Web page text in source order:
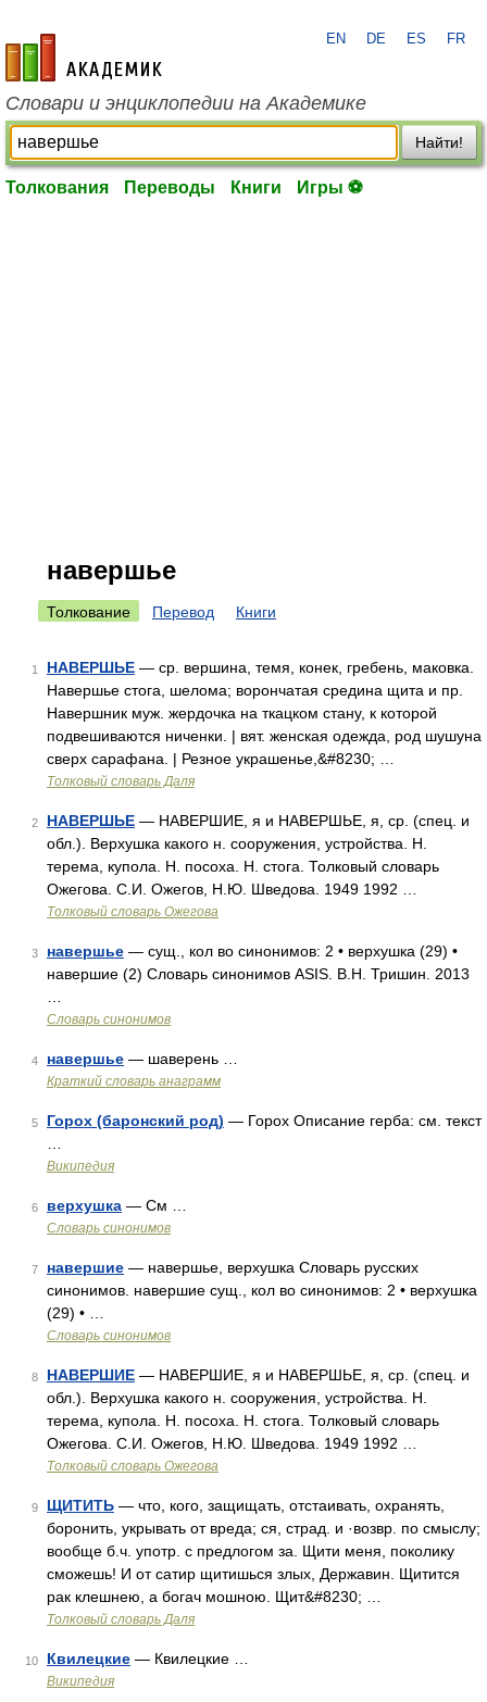
academic.ru
EN DE ES FR
Словари и энциклопедии на Академике
Найти!
Толкования Переводы Книги Игры ⚽
навершье
Толкование Перевод Книги
1 НАВЕРШЬЕ — ср. вершина, темя, конек, гребень, маковка.
Навершье стога, шелома; ворончатая средина щита и пр.
Навершник муж. жердочка на ткацком стану, к которой
подвешиваются ниченки. | вят. женская одежда, род шушуна
сверх сарафана. | Резное украшенье,&#8230; …
Толковый словарь Даля
2 НАВЕРШЬЕ — НАВЕРШИЕ, я и НАВЕРШЬЕ, я, ср. (спец. и
обл.). Верхушка какого н. сооружения, устройства. Н.
терема, купола. Н. посоха. Н. стога. Толковый словарь
Ожегова. С.И. Ожегов, Н.Ю. Шведова. 1949 1992 …
Толковый словарь Ожегова
3 навершье — сущ., кол во синонимов: 2 • верхушка (29) •
навершие (2) Словарь синонимов ASIS. В.Н. Тришин. 2013
Словарь синонимов
4 навершье — шаверень …
Краткий словарь анаграмм
5 Горох (баронский род) — Горох Описание герба: см. текст
Википедия
6 верхушка — См …
Словарь синонимов
7 навершие — навершье, верхушка Словарь русских
синонимов. навершие сущ., кол во синонимов: 2 • верхушка
(29) • …
Словарь синонимов
8 НАВЕРШИЕ — НАВЕРШИЕ, я и НАВЕРШЬЕ, я, ср. (спец. и
обл.). Верхушка какого н. сооружения, устройства. Н.
терема, купола. Н. посоха. Н. стога. Толковый словарь
Ожегова. С.И. Ожегов, Н.Ю. Шведова. 1949 1992 …
Толковый словарь Ожегова
9 ЩИТИТЬ — что, кого, защищать, отстаивать, охранять,
боронить, укрывать от вреда; ся, страд. и ·возвр. по смыслу;
вообще б.ч. употр. с предлогом за. Щити меня, поколику
сможешь! И от сатир щитишься злых, Державин. Щитится
рак клешнею, а богач мошною. Щит&#8230; …
Толковый словарь Даля
10 Квилецкие — Квилецкие …
Википедия